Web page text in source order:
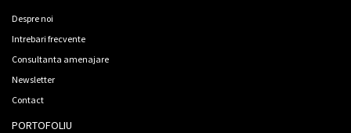
Despre noi
Intrebari frecvente
Consultanta amenajare
Newsletter
Contact
PORTOFOLIU